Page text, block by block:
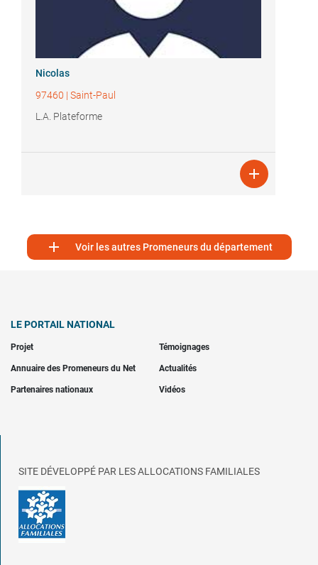
Nicolas
97460 | Saint-Paul
L.A. Plateforme

 Voir les autres Promeneurs du département
LE PORTAIL NATIONAL
Projet Témoignages
Annuaire des Promeneurs du Net Actualités
Partenaires nationaux Vidéos
SITE DÉVELOPPÉ PAR LES ALLOCATIONS FAMILIALES